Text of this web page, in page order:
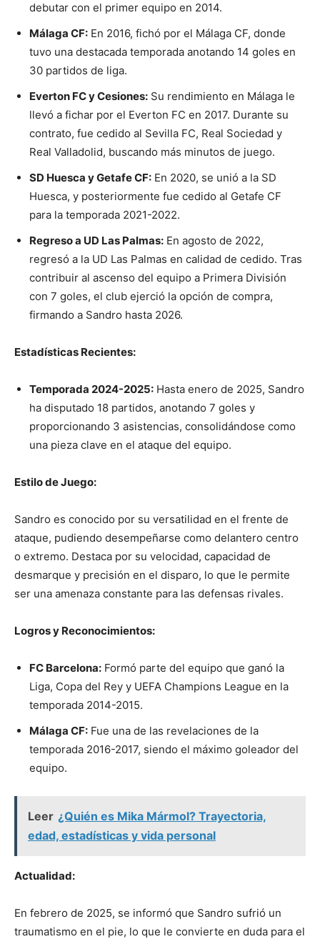
debutar con el primer equipo en 2014.
Málaga CF: En 2016, fichó por el Málaga CF, donde
tuvo una destacada temporada anotando 14 goles en
30 partidos de liga.
Everton FC y Cesiones: Su rendimiento en Málaga le
llevó a fichar por el Everton FC en 2017. Durante su
contrato, fue cedido al Sevilla FC, Real Sociedad y
Real Valladolid, buscando más minutos de juego.
SD Huesca y Getafe CF: En 2020, se unió a la SD
Huesca, y posteriormente fue cedido al Getafe CF
para la temporada 2021-2022.
Regreso a UD Las Palmas: En agosto de 2022,
regresó a la UD Las Palmas en calidad de cedido. Tras
contribuir al ascenso del equipo a Primera División
con 7 goles, el club ejerció la opción de compra,
firmando a Sandro hasta 2026.
Estadísticas Recientes:
Temporada 2024-2025: Hasta enero de 2025, Sandro
ha disputado 18 partidos, anotando 7 goles y
proporcionando 3 asistencias, consolidándose como
una pieza clave en el ataque del equipo.
Estilo de Juego:
Sandro es conocido por su versatilidad en el frente de
ataque, pudiendo desempeñarse como delantero centro
o extremo. Destaca por su velocidad, capacidad de
desmarque y precisión en el disparo, lo que le permite
ser una amenaza constante para las defensas rivales.
Logros y Reconocimientos:
FC Barcelona: Formó parte del equipo que ganó la
Liga, Copa del Rey y UEFA Champions League en la
temporada 2014-2015.
Málaga CF: Fue una de las revelaciones de la
temporada 2016-2017, siendo el máximo goleador del
equipo.
Leer ¿Quién es Mika Mármol? Trayectoria,
edad, estadísticas y vida personal
Actualidad:
En febrero de 2025, se informó que Sandro sufrió un
traumatismo en el pie, lo que le convierte en duda para el